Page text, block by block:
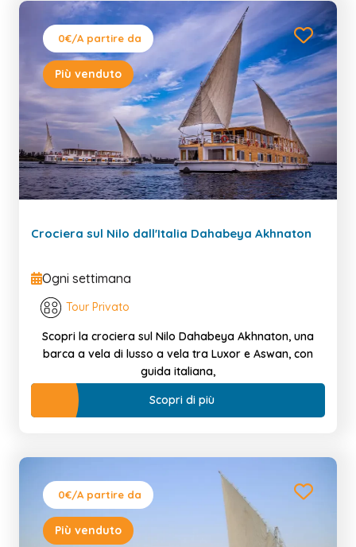
0€/A partire da
Più venduto
Crociera sul Nilo dall'Italia Dahabeya Akhnaton
Ogni settimana
Tour Privato
Scopri la crociera sul Nilo Dahabeya Akhnaton, una
barca a vela di lusso a vela tra Luxor e Aswan, con
guida italiana,
Scopri di più
0€/A partire da
Più venduto